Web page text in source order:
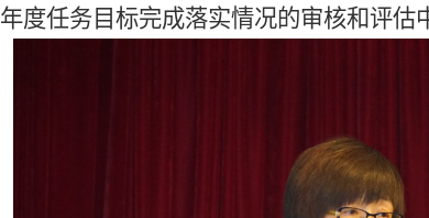
年度任务目标完成落实情况的审核和评估